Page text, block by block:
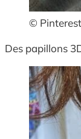
© Pinterest
Des papillons